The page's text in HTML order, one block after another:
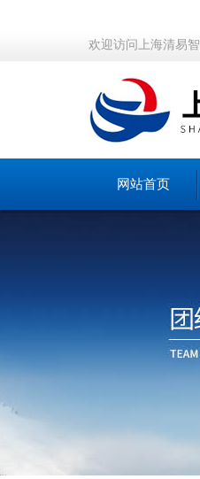
欢迎访问上海清易
网站首页